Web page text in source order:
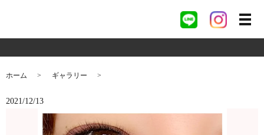
ホーム ギャラリー
2021/12/13